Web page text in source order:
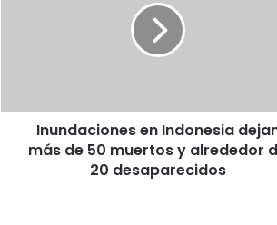
y
alrededorInundaciones en Indonesia
más de 50 muertos y alrededor
20 desaparecidos